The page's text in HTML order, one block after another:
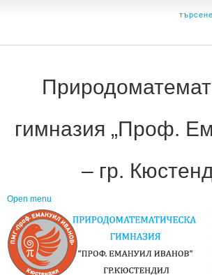
гимназия „Проф.
– гр.
Open menu